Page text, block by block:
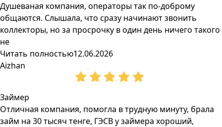
Душеваная компания, операторы так по-доброму
общаются. Слышала, что сразу начинают звонить
коллекторы, но за просрочку в один день ничего такого
не
Читать полностью12.06.2026
Aizhan
Займер
Отличная компания, помогла в трудную минуту, брала
займ на 30 тысяч тенге, ГЭСВ у займера хороший,